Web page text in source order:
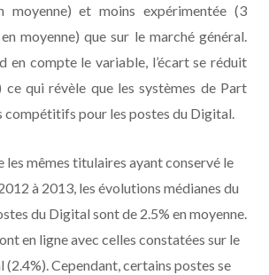
moyenne) et moins expérimentée (3
moyenne) que sur le marché général.
en compte le variable, l’écart se réduit
ce qui révèle que les systèmes de Part
compétitifs pour les postes du Digital.
les mêmes titulaires ayant conservé le
à 2013, les évolutions médianes du
du Digital sont de 2.5% en moyenne.
en ligne avec celles constatées sur le
(2.4%). Cependant, certains postes se